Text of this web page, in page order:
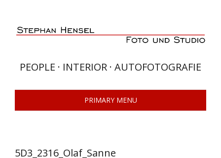
content
PEOPLE · INTERIOR · AUTOFOTOGRAFIE
PRIMARY MENU
5D3_2316_Olaf_Sanne